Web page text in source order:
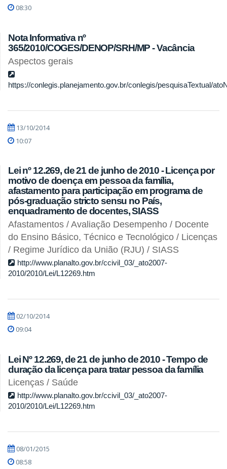
08:30
Nota Informativa nº
365/2010/COGES/DENOP/SRH/MP - Vacância
Aspectos gerais
https://conlegis.planejamento.gov.br/conlegis/pesquisaTextual/
13/10/2014
10:07
Lei nº 12.269, de 21 de junho de 2010 - Licença por
motivo de doença em pessoa da família,
afastamento para participação em programa de
pós-graduação stricto sensu no País,
enquadramento de docentes, SIASS
Afastamentos / Avaliação Desempenho / Docente
do Ensino Básico, Técnico e Tecnológico / Licenças
/ Regime Jurídico da União (RJU) / SIASS
http://www.planalto.gov.br/ccivil_03/_ato2007-
2010/2010/Lei/L12269.htm
02/10/2014
09:04
Lei Nº 12.269, de 21 de junho de 2010 - Tempo de
duração da licença para tratar pessoa da família
Licenças / Saúde
http://www.planalto.gov.br/ccivil_03/_ato2007-
2010/2010/Lei/L12269.htm
08/01/2015
08:58